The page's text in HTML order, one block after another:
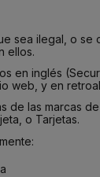
sea ilegal, o
ellos.
en inglés
web, y en
de las marcas
o Tarjetas.